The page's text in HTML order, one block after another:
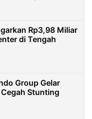
Rp3,98 Miliar
di Tengah
Group Gelar
Stunting